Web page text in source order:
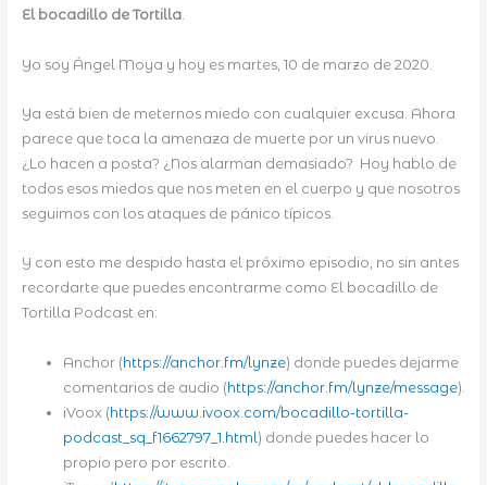
El bocadillo de Tortilla.
Yo soy Ángel Moya y hoy es martes, 10 de marzo de 2020.
Ya está bien de meternos miedo con cualquier excusa. Ahora
parece que toca la amenaza de muerte por un virus nuevo.
¿Lo hacen a posta? ¿Nos alarman demasiado? Hoy hablo de
todos esos miedos que nos meten en el cuerpo y que nosotros
seguimos con los ataques de pánico típicos.
Y con esto me despido hasta el próximo episodio, no sin antes
recordarte que puedes encontrarme como El bocadillo de
Tortilla Podcast en:
Anchor (https://anchor.fm/lynze) donde puedes dejarme
comentarios de audio (https://anchor.fm/lynze/message).
iVoox (https://www.ivoox.com/bocadillo-tortilla-
podcast_sq_f1662797_1.html) donde puedes hacer lo
propio pero por escrito.